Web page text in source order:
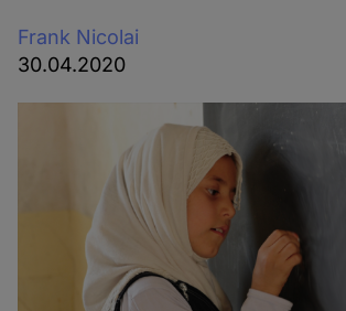
Frank Nicolai
30.04.2020